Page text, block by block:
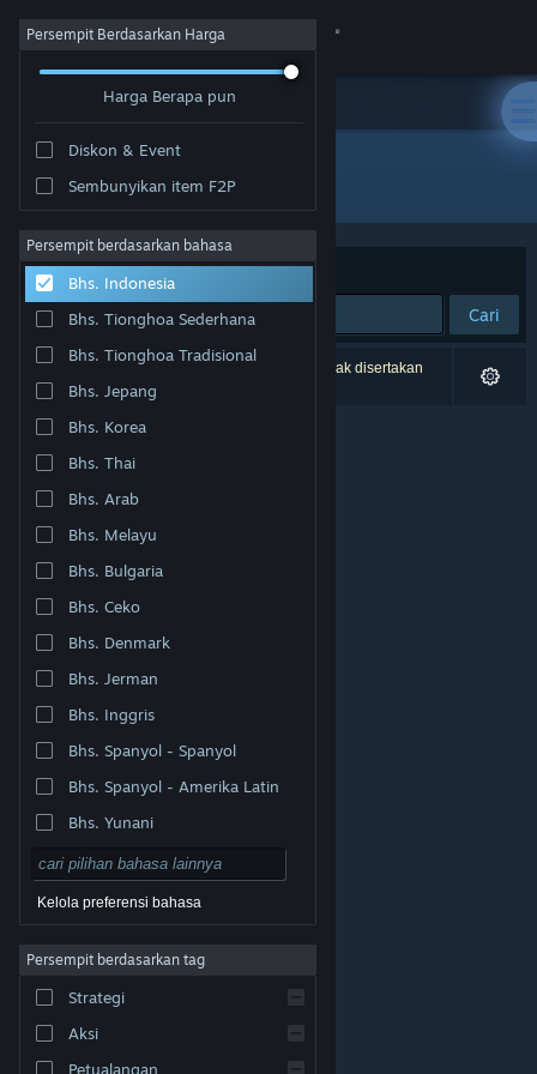
Login
Tentang
Bantuan
Ubah bahasa
Dapatkan Aplikasi Seluler Steam
Lihat situs web desktop
Undang. Semua merek dagang merupakan hak pemilik
Legal| Aksesibilitas
Pengembalian Dana
Persempit Berdasarkan Harga
Harga Berapa pun
Diskon & Event
Sembunyikan item F2P
Persempit berdasarkan bahasa
Bhs. Indonesia
Bhs. Tionghoa Sederhana
Bhs. Tionghoa Tradisional
Bhs. Jepang
Bhs. Korea
Bhs. Thai
Bhs. Arab
Bhs. Melayu
Bhs. Bulgaria
Bhs. Ceko
Bhs. Denmark
Bhs. Jerman
Bhs. Inggris
Bhs. Spanyol - Spanyol
Bhs. Spanyol - Amerika Latin
Bhs. Yunani
Kelola preferensi bahasa
Persempit berdasarkan tag
Strategi
Aksi
Petualangan
Semua Produk
Berdasarkan Relevansi
Cari
0 hasil cocok dengan pencarianmu. 1 produk tidak disertakan
berdasarkan preferensimu.